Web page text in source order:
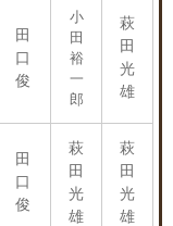
田
口
俊
小
田
裕
一
郎
萩
田
光
雄
田
口
俊
萩
田
光
雄
萩
田
光
雄